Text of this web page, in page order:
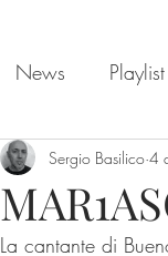
News Playlist
Sergio Basilico 4
La cantante di